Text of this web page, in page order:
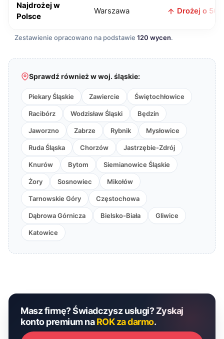
Najdrożej w
Polsce
Warszawa Drożej o 50
Zestawienie opracowano na podstawie 120 wycen.
Sprawdź również w woj. śląskie:
Piekary Śląskie Zawiercie Świętochłowice
Racibórz Wodzisław Śląski Będzin
Jaworzno Zabrze Rybnik Mysłowice
Ruda Śląska Chorzów Jastrzębie-Zdrój
Knurów Bytom Siemianowice Śląskie
Żory Sosnowiec Mikołów
Tarnowskie Góry Częstochowa
Dąbrowa Górnicza Bielsko-Biała Gliwice
Katowice
Masz firmę? Świadczysz usługi? Zyskaj
konto premium naROK za darmo.